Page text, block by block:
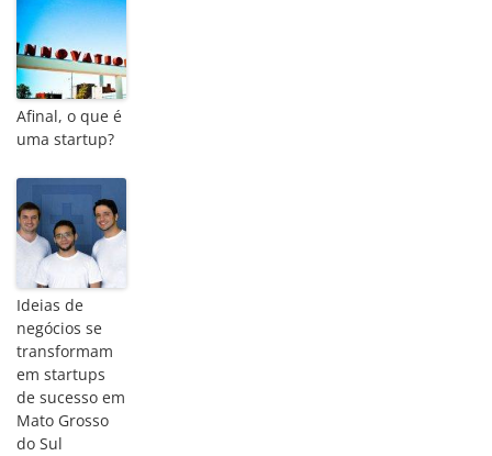
Afinal, o que é
uma startup?
Ideias de
negócios se
transformam
em startups
de sucesso em
Mato Grosso
do Sul